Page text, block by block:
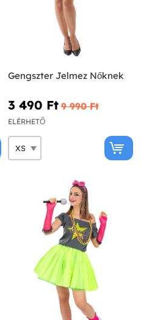
Gengszter Jelmez Nőknek
3 490 Ft‎ 9 990 Ft‎
ELÉRHETŐ